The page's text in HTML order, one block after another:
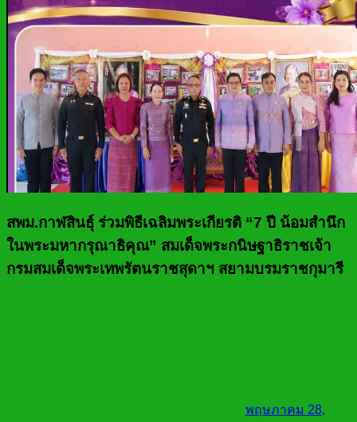
สพม.กาฬสินธุ์ ร่วมพิธีเฉลิมพระเกียรติ “7 ปี น้อมสำนึก
ในพระมหากรุณาธิคุณ” สมเด็จพระกนิษฐาธิราชเจ้า
กรมสมเด็จพระเทพรัตนราชสุดาฯ สยามบรมราชกุมารี
พฤษภาคม 28,